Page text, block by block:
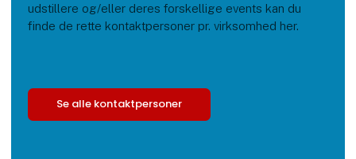
udstillere og/eller deres forskellige events kan du
finde de rette kontaktpersoner pr. virksomhed her.
Se alle kontaktpersoner